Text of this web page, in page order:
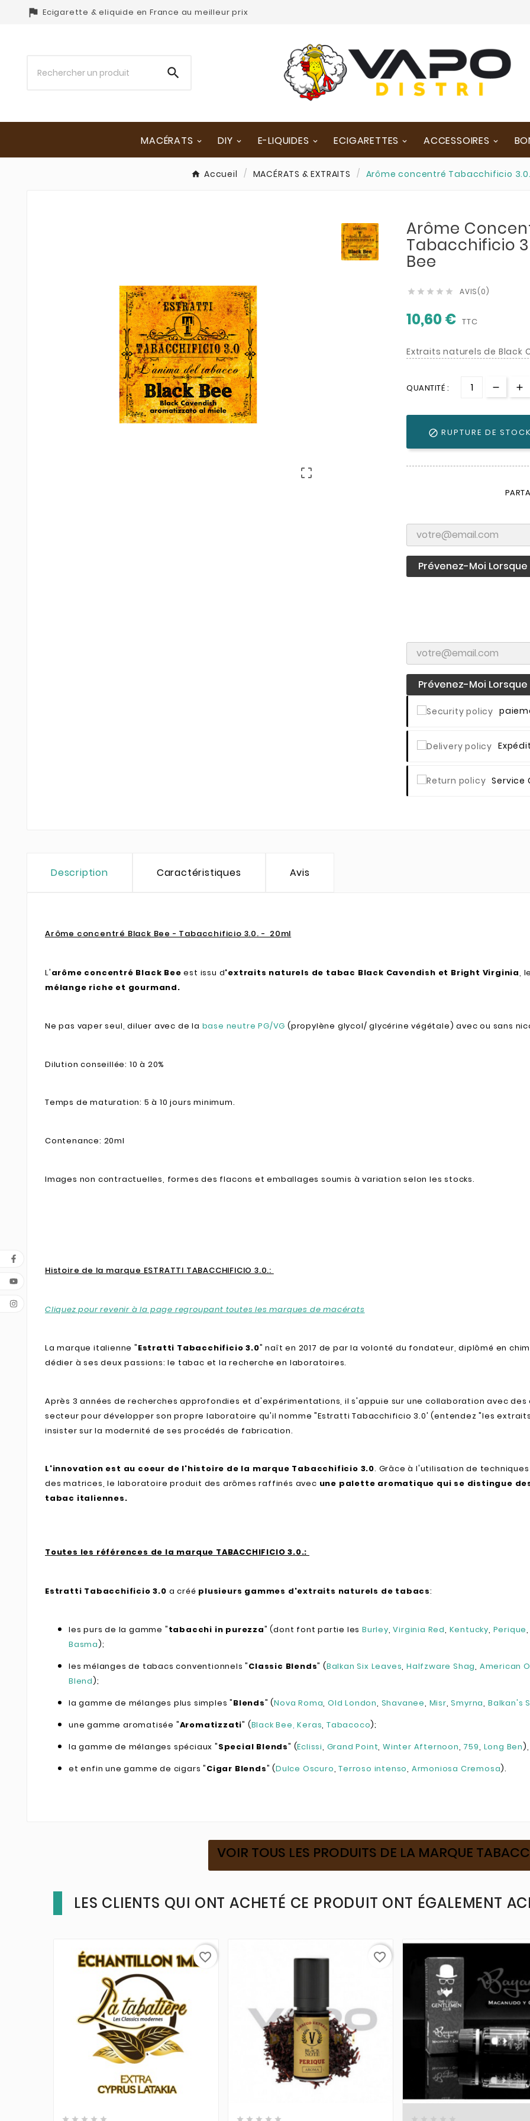
 Ecigarette & eliquide en France au meilleur prix

MACÉRATS DIY E-LIQUIDES ECIGARETTES ACCESSOIRES
Accueil MACÉRATS & EXTRAITS Arôme concentré Tabacchificio

Arôme
Tabacchificio
Bee
     AVIS(0)
10,60 € TTC
Extraits naturels de Black
QUANTITÉ :
 RUPTURE DE
Prévenez-Moi
Prévenez-Moi
Service
Description Caractéristiques Avis
Arôme concentré Black Bee - Tabacchificio 3.0. - 20ml
L'arôme concentré Black Bee est issu d'extraits naturels de tabac Black Cavendish et Bright Virginia,
mélange riche et gourmand.
Ne pas vaper seul, diluer avec de la base neutre PG/VG(propylène glycol/ glycérine végétale) avec ou sans
Dilution conseillée: 10 à 20%
Temps de maturation: 5 à 10 jours minimum.
Contenance: 20ml
Images non contractuelles, formes des flacons et emballages soumis à variation selon les stocks.
Histoire de la marque ESTRATTI TABACCHIFICIO 3.0.:
Cliquez pour revenir à la page regroupant toutes les marques de macérats
La marque italienne "Estratti Tabacchificio 3.0" naît en 2017 de par la volonté du fondateur, diplômé en
dédier à ses deux passions: le tabac et la recherche en laboratoires.
Après 3 années de recherches approfondies et d'expérimentations, il s'appuie sur une collaboration avec
secteur pour développer son propre laboratoire qu'il nomme "Estratti Tabacchificio 3.0' (entendez "les
insister sur la modernité de ses procédés de fabrication.
L'innovation est au coeur de l'histoire de la marque Tabacchificio 3.0. Grâce à l'utilisation de
des matrices, le laboratoire produit des arômes raffinés avec une palette aromatique qui se distingue
tabac italiennes.
Toutes les références de la marque TABACCHIFICIO 3.0.:
Estratti Tabacchificio 3.0 a créé plusieurs gammes d'extraits naturels de tabacs:
les purs de la gamme "tabacchi in purezza" (dont font partie lesBurley,Virginia Red, Kentucky, Perique
Basma);
les mélanges de tabacs conventionnels "Classic Blends" (Balkan Six Leaves,Halfzware Shag, American
Blend);
la gamme de mélanges plus simples "Blends" (Nova Roma,Old London, Shavanee, Misr, Smyrna, Balkan's
une gamme aromatisée "Aromatizzati" (Black Bee, Keras,Tabacoco);
la gamme de mélanges spéciaux "Special Blends" (Eclissi, Grand Point,Winter Afternoon, 759, Long Ben),
et enfin une gamme de cigars "Cigar Blends" (Dulce Oscuro,Terroso intenso, Armoniosa Cremosa).
VOIR TOUS LES PRODUITS DE LA MARQUE
LES CLIENTS QUI ONT ACHETÉ CE PRODUIT ONT ÉGALEMENT
  
    
favorite_border

    
favorite_border
 